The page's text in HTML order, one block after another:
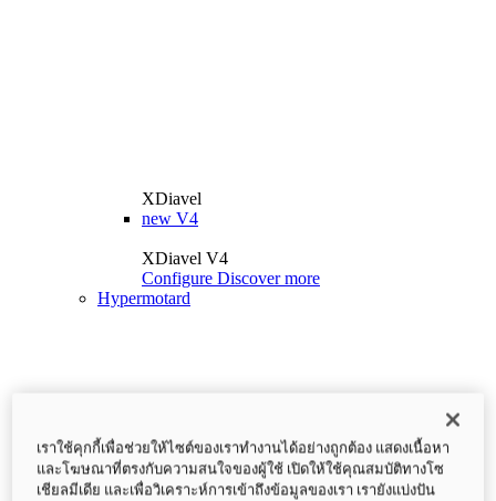
XDiavel
new V4
XDiavel V4
Configure Discover more
Hypermotard
เราใช้คุกกี้เพื่อช่วยให้ไซต์ของเราทำงานได้อย่างถูกต้อง แสดงเนื้อหา
และโฆษณาที่ตรงกับความสนใจของผู้ใช้ เปิดให้ใช้คุณสมบัติทางโซ
เชียลมีเดีย และเพื่อวิเคราะห์การเข้าถึงข้อมูลของเรา เรายังแบ่งปัน